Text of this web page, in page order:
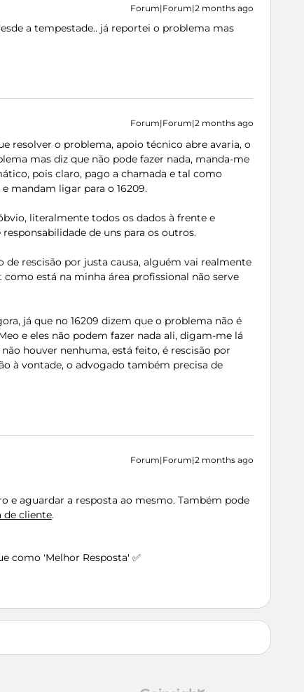
Forum|Forum|2 months ago
a tempestade.. já reportei o problema mas
Forum|Forum|2 months ago
resolver o problema, apoio técnico abre avaria, o
mas diz que não pode fazer nada, manda-me
pois claro, pago a chamada e tal como
mandam ligar para o 16209.
literalmente todos os dados à frente e
de uns para os outros.
de rescisão por justa causa, alguém vai realmente
está na minha área profissional não serve
já que no 16209 dizem que o problema não é
e eles não podem fazer nada ali, digam-me lá
houver nenhuma, está feito, é rescisão por
à vontade, o advogado também precisa de
Forum|Forum|2 months ago
e aguardar a resposta ao mesmo. Também pode
de cliente.
como 'Melhor Resposta' ✅